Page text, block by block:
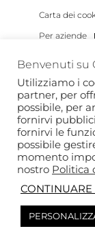
Carta dei
Per aziende
Copyright
Benvenuti su
Utilizziamo i
partner, per
possibile, per
fornirvi
fornirvi le
possibile
momento
nostro Politica
CONTINUARE